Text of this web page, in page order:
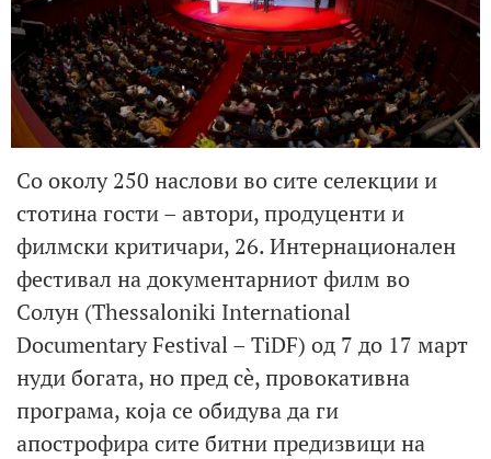
Со околу 250 наслови во сите селекции и
стотина гости – автори, продуценти и
филмски критичари, 26. Интернационален
фестивал на документарниот филм во
Солун (Thessaloniki International
Documentary Festival – TiDF) од 7 до 17 март
нуди богата, но пред сè, провокативна
програма, која се обидува да ги
апострофира сите битни предизвици на